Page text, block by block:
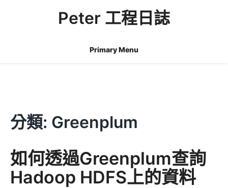
Peter 工程日誌
Primary Menu
分類: Greenplum
如何透過Greenplum查詢
Hadoop HDFS上的資料